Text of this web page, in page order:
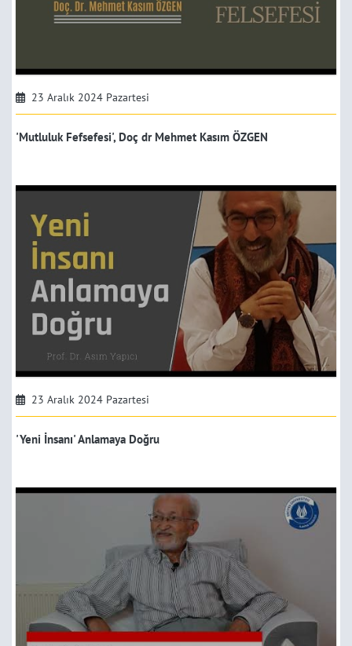
23 Aralık 2024 Pazartesi
'Mutluluk Fefsefesi', Doç dr Mehmet Kasım ÖZGEN
23 Aralık 2024 Pazartesi
'Yeni İnsanı' Anlamaya Doğru